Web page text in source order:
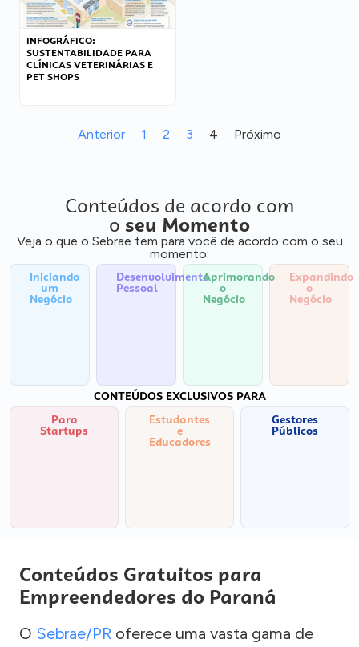
INFOGRÁFICO:
SUSTENTABILIDADE PARA
CLÍNICAS VETERINÁRIAS E
PET SHOPS
Anterior 1 2 3 4 Próximo
Conteúdos de acordo com
o seu Momento
Veja o que o Sebrae tem para você de acordo com o seu
momento:
Iniciando
um
Negócio
Desenvolvimento
Pessoal
Aprimorando
o
Negócio
Expandindo
o
Negócio
CONTEÚDOS EXCLUSIVOS PARA
Para
Startups
Estudantes
e
Educadores
Gestores
Públicos
Conteúdos Gratuitos para
Empreendedores do Paraná
O Sebrae/PR oferece uma vasta gama de